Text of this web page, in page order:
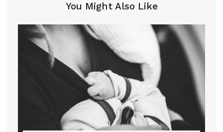
You Might Also Like